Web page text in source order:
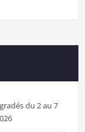
du 2 au 7